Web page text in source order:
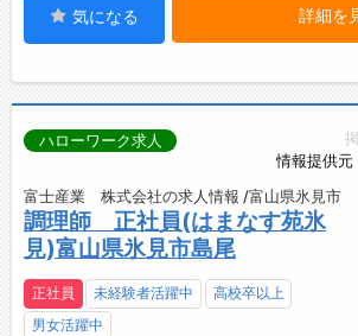
気になる 詳細を
情報提供元
ハローワーク求人
富士産業 株式会社の求人情報 /富山県氷見市
調理師 正社員(はまなす苑氷
見)富山県氷見市島尾
正社員 未経験者活躍中
高校卒以上
男女活躍中